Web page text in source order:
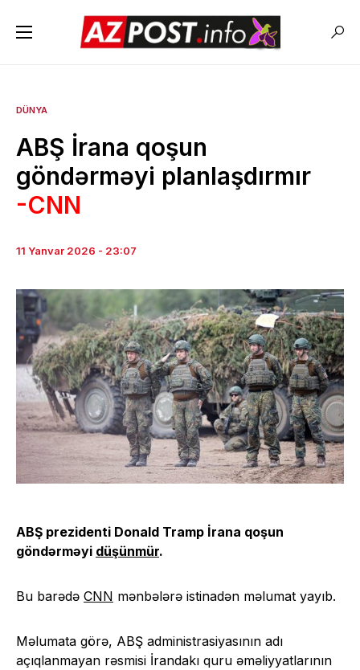
DÜNYA
ABŞ İrana qoşun
göndərməyi planlaşdırmır
-CNN
11 Yanvar 2026 - 23:07
ABŞ prezidenti Donald Tramp İrana qoşun
göndərməyi düşünmür.
Bu barədə CNN mənbələrə istinadən məlumat yayıb.
Məlumata görə, ABŞ administrasiyasının adı
açıqlanmayan rəsmisi İrandakı quru əməliyyatlarının